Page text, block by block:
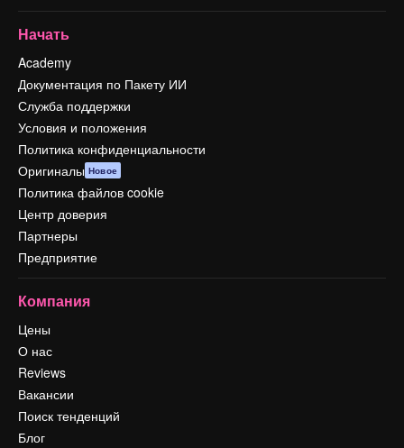
Начать
Academy
Документация по Пакету ИИ
Служба поддержки
Условия и положения
Политика конфиденциальности
Оригиналы Новое
Политика файлов cookie
Центр доверия
Партнеры
Предприятие
Компания
Цены
О нас
Reviews
Вакансии
Поиск тенденций
Блог